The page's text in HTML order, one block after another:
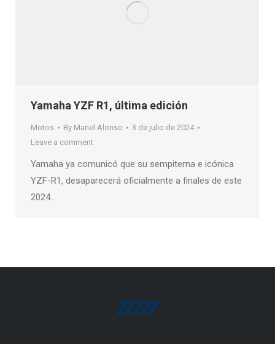
Yamaha YZF R1, última edición
Motos By Manel Alonso
3 de julio de 2024
Leave a comment
Yamaha ya comunicó que su sempiterna e icónica
YZF-R1, desaparecerá oficialmente a finales de este
2024…